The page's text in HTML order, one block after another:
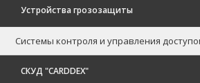
Устройства грозозащиты
Системы контроля и управления
CКУД "CARDDEX"